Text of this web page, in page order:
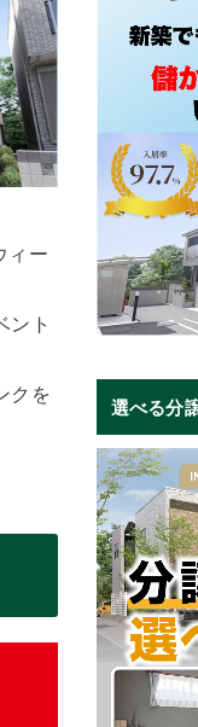
ィー
ント
クを
選べる分